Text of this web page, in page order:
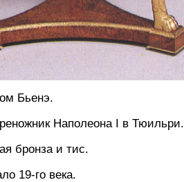
Бьенэ.
Наполеона I в Тюильри.
бронза и тис.
19-го века.